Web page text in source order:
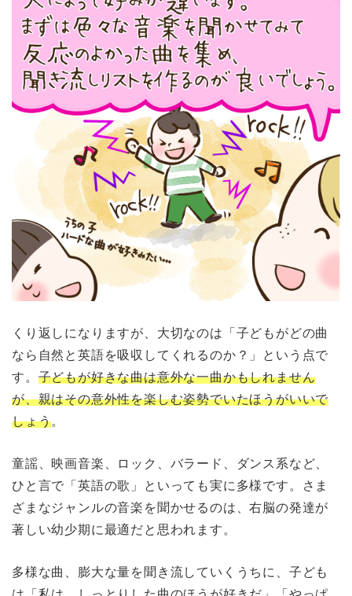
くり返しになりますが、大切なのは「子どもがどの曲
なら自然と英語を吸収してくれるのか？」という点で
す。 子どもが好きな曲は意外な一曲かもしれません
が、親はその意外性を楽しむ姿勢でいたほうがいいで
しょう。
童謡、映画音楽、ロック、バラード、ダンス系など、
ひと言で「英語の歌」といっても実に多様です。さま
ざまなジャンルの音楽を聞かせるのは、右脳の発達が
著しい幼少期に最適だと思われます。
多様な曲、膨大な量を聞き流していくうちに、子ども